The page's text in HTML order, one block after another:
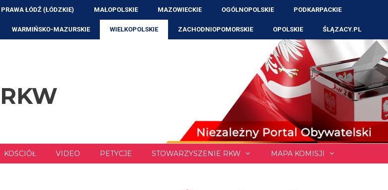
PRAWA ŁÓDŹ (ŁÓDZKIE) MAŁOPOLSKIE MAZOWIECKIE OGÓLNOPOLSKIE PODKARPACKIE
WARMIŃSKO-MAZURSKIE WIELKOPOLSKIE ZACHODNIOPOMORSKIE OPOLSKIE ŚLĄZACY.PL
KOŚCIÓŁ VIDEO PETYCJE STOWARZYSZENIE RKW MAPA KOMISJI